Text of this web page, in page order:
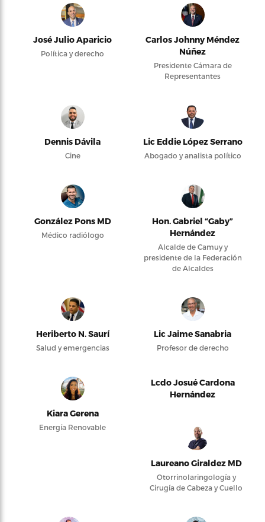
José Julio Aparicio
Política y derecho
Carlos Johnny Méndez
Núñez
Presidente Cámara de
Representantes
Dennis Dávila
Cine
Lic Eddie López Serrano
Abogado y analista político
González Pons MD
Médico radiólogo
Hon. Gabriel “Gaby”
Hernández
Alcalde de Camuy y
presidente de la Federación
de Alcaldes
Heriberto N. Saurí
Salud y emergencias
Lic Jaime Sanabria
Profesor de derecho
Kiara Gerena
Energía Renovable
Lcdo Josué Cardona
Hernández
Laureano Giraldez MD
Otorrinolaringología y
Cirugía de Cabeza y Cuello